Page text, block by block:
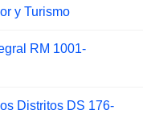
y Turismo
RM 1001-
Distritos DS 176-